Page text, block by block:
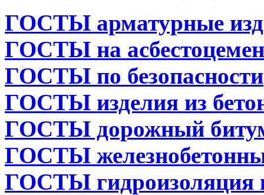
ГОСТЫ арматурные
ГОСТЫ на
ГОСТЫ по безопасности
ГОСТЫ изделия из
ГОСТЫ дорожный
ГОСТЫ
ГОСТЫ гидроизоляция